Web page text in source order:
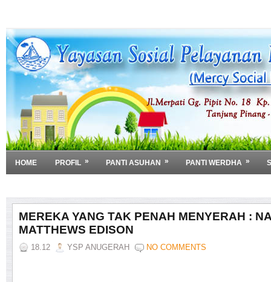
HOME PROFIL » PANTI ASUHAN » PANTI WERDHA »
MEREKA YANG TAK PENAH MENYERAH :
MATTHEWS EDISON
18.12 YSP ANUGERAH NO COMMENTS